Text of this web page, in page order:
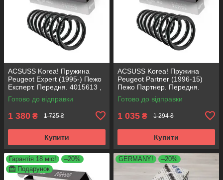
ACSUSS Korea! Пружина
Peugeot Expert (1995-) Пежо
Експерт. Передня. 4015613 ,
RG1332 , 997728. Аксусс
Корея
Готово до відправки
1 380 ₴ 1 725 ₴
Купити
ACSUSS Korea! Пружина
Peugeot Partner (1996-15)
Пежо Партнер. Передня.
4066737 , RA1331 , 997727.
Аксусс Корея
Готово до відправки
1 035 ₴ 1 294 ₴
Купити
Гарантія 18 міс!
–20%
Подарунок
GERMANY! –20%